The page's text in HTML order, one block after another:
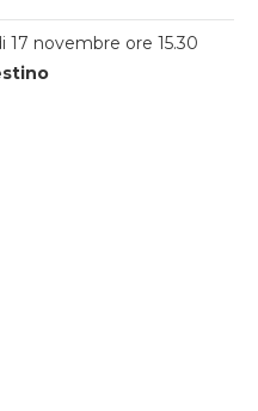
novembre ore 15.30